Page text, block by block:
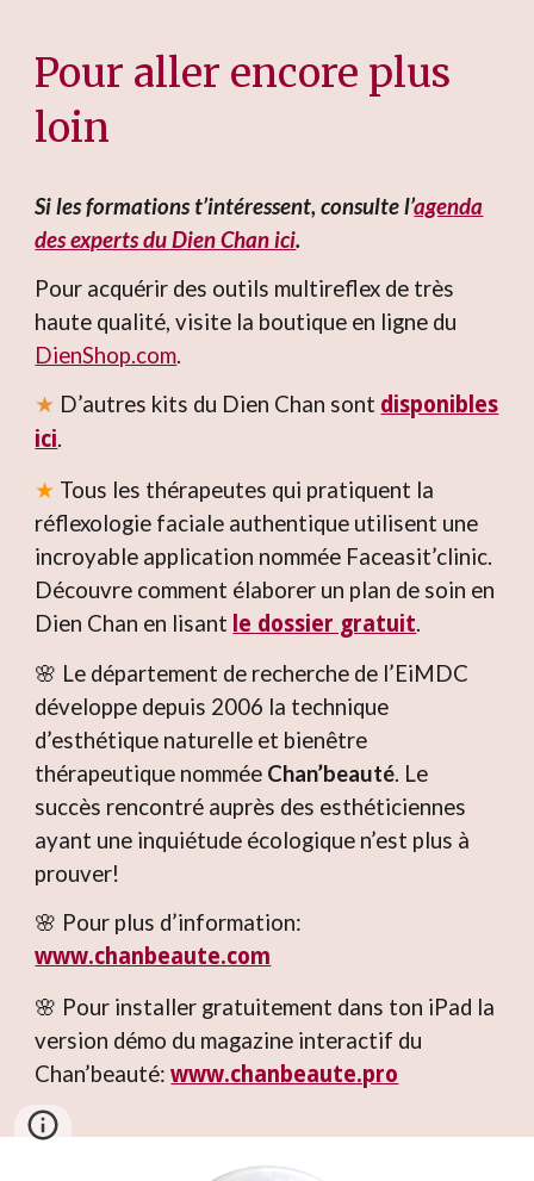
Pour aller encore plus
loin
Si les formations t’intéressent, consulte l’agenda
des experts du Dien Chan ici.
Pour acquérir des outils multireflex de très
haute qualité, visite la boutique en ligne du
DienShop.com.
★ D’autres kits du Dien Chan sont disponibles
ici.
★ Tous les thérapeutes qui pratiquent la
réflexologie faciale authentique utilisent une
incroyable application nommée Faceasit’clinic.
Découvre comment élaborer un plan de soin en
Dien Chan en lisant le dossier gratuit.
🌸 Le département de recherche de l’EiMDC
développe depuis 2006 la technique
d’esthétique naturelle et bienêtre
thérapeutique nommée Chan’beauté. Le
succès rencontré auprès des esthéticiennes
ayant une inquiétude écologique n’est plus à
prouver!
🌸 Pour plus d’information:
www.chanbeaute.com
🌸 Pour installer gratuitement dans ton iPad la
version démo du magazine interactif du
Chan’beauté:www.chanbeaute.pro